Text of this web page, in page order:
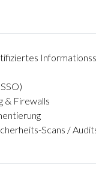
& Firewalls
Scans /